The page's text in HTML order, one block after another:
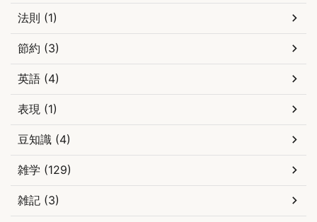
法則 (1)
節約 (3)
英語 (4)
表現 (1)
豆知識 (4)
雑学 (129)
雑記 (3)